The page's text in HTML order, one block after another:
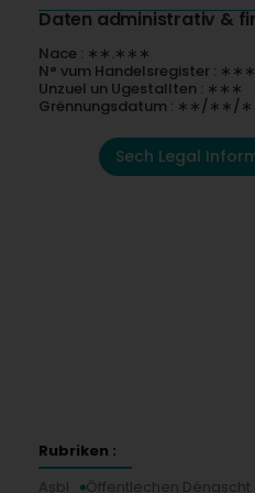
Daten administrativ &
Nace : ∗∗.∗∗∗
N° vum Handelsregister :
Unzuel un Ugestallten : ∗∗∗
Grënnungsdatum : ∗∗/∗∗/
Sech Legal
Rubriken :
Asbl
Öffentlechen Déngscht